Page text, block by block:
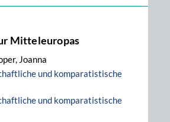
Mitteleuropas
Joanna
und komparatistische
und komparatistische